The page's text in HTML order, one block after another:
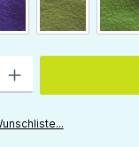
ist zurzeit nicht
pflaume waldgrün